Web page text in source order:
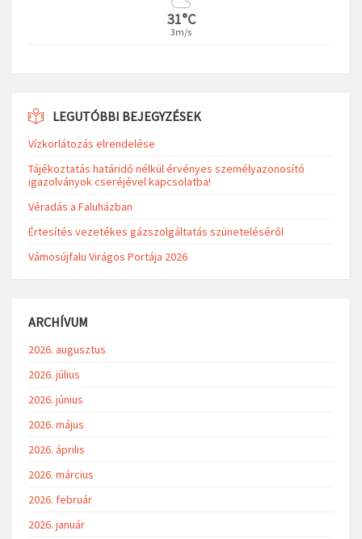
31°C
3m/s
LEGUTÓBBI BEJEGYZÉSEK
Vízkorlátozás elrendelése
Tájékoztatás határidő nélkül érvényes személyazonosító
igazolványok cseréjével kapcsolatba!
Véradás a Faluházban
Értesítés vezetékes gázszolgáltatás szüneteléséről
Vámosújfalu Virágos Portája 2026
ARCHÍVUM
2026. augusztus
2026. július
2026. június
2026. május
2026. április
2026. március
2026. február
2026. január